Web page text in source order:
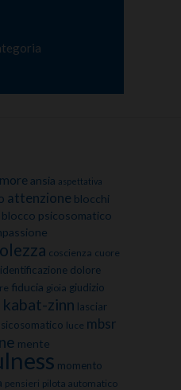
ansia aspettativa
attenzione blocchi
blocco psicosomatico
coscienza cuore
dolore
fiducia gioia giudizio
kabat-zinn lasciar
luce mbsr
mente
momento
pensieri pilota automatico